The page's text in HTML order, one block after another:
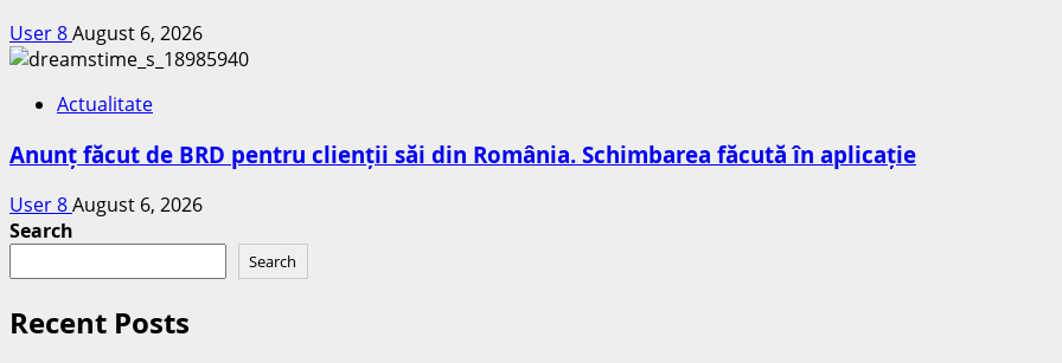
User 8August 6, 2026
Actualitate
Anunț făcut de BRD pentru clienții săi din România. Schimbarea făcută în aplicație
User 8August 6, 2026
Search
Search
Recent Posts